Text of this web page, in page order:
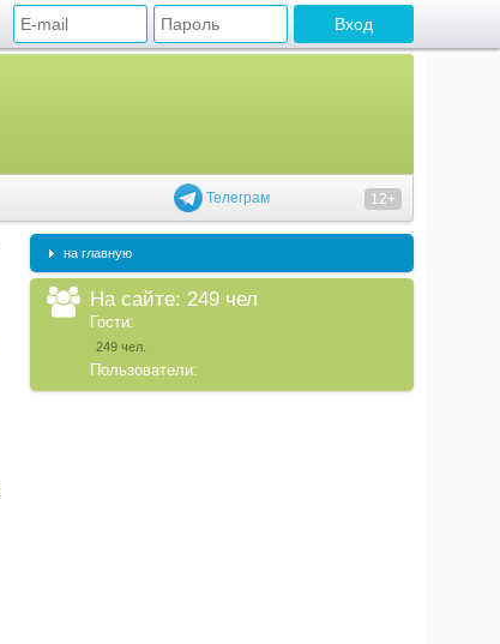
Телеграм 12+
на главную
На сайте: 249 чел
Гости:
249 чел.
Пользователи: